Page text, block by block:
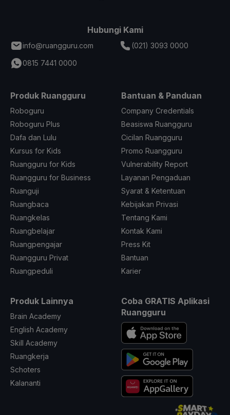
Hubungi Kami
info@ruangguru.com
(021) 3093 0000
0815 7441 0000
Produk Ruangguru
Roboguru
Roboguru Plus
Dafa dan Lulu
Kursus for Kids
Ruangguru for Kids
Ruangguru for Business
Ruanguji
Ruangbaca
Ruangkelas
Ruangbelajar
Ruangpengajar
Ruangguru Privat
Ruangpeduli
Bantuan & Panduan
Company Credentials
Beasiswa Ruangguru
Cicilan Ruangguru
Promo Ruangguru
Vulnerability Report
Layanan Pengaduan
Syarat & Ketentuan
Kebijakan Privasi
Tentang Kami
Kontak Kami
Press Kit
Bantuan
Karier
Produk Lainnya
Brain Academy
English Academy
Skill Academy
Ruangkerja
Schoters
Kalananti
Coba GRATIS Aplikasi
Ruangguru